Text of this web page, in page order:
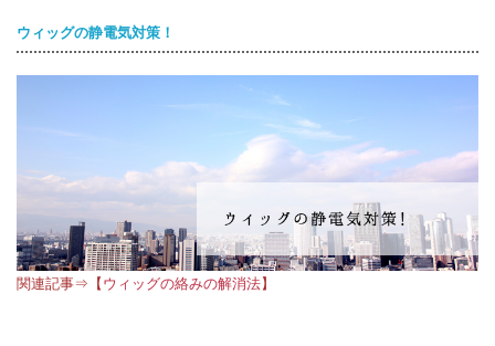
ウィッグの静電気対策！
関連記事⇒【 ウィッグの絡みの解消法】